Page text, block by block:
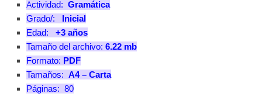
Actividad: Gramática
Grado/: Inicial
Edad: +3 años
Tamaño del archivo: 6.22 mb
Formato: PDF
Tamaños: A4 – Carta
Páginas: 80